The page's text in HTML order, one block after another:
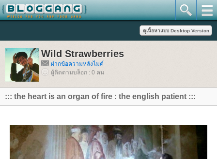
Wild Strawberries
ฝากข้อความหลังไมค์
ผู้ติดตามบล็อก : 0 คน
::: the heart is an organ of fire : the english patient :::